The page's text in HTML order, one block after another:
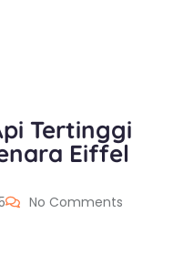
Tertinggi
Eiffel
No Comments